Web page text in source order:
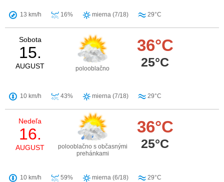
13 km/h 16% mierna (7/18) 29°C
Sobota
15.
AUGUST polooblačno
36°C
25°C
10 km/h 43% mierna (7/18) 29°C
Nedeľa
16.
AUGUST
polooblačno s občasnými
prehánkami
36°C
25°C
10 km/h 59% mierna (6/18) 29°C